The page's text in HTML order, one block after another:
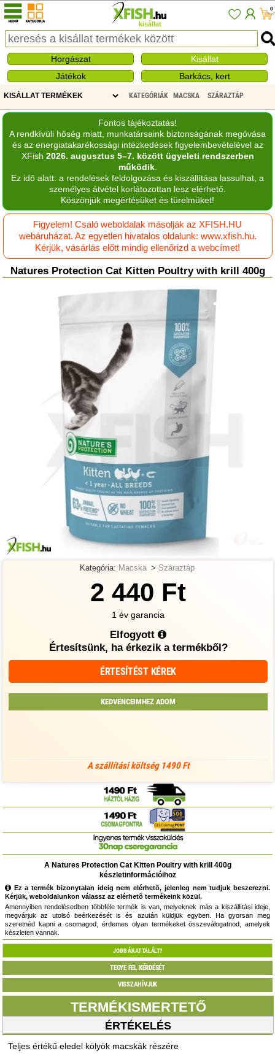
kisállat
0
Horgászat
Kisállat
Játékok
Barkács, kert
KATEGÓRIÁK MACSKA SZÁRAZTÁP
Fontos tájékoztatás!
A rendkívüli hőség miatt, munkatársaink biztonságának megóvása
és az energiatakarékossági intézkedések figyelembevételével az
XFish 2026. augusztus 5–7. között ügyeleti rendszerben
működik.
Ez idő alatt: a rendelések feldolgozása és kiszállítása lassulhat, a
személyes átvétel korlátozottan lesz elérhető.
Köszönjük megértésüket és türelmüket!
Figyelem! Csaló weboldalak másolják az XFISH.HU
webáruházat. Az egyetlen hivatalos oldalunk: www.xfish.hu.
Kérjük, vásárlás előtt mindig ellenőrizd a webcímet!
Natures Protection Cat Kitten Poultry with krill 400g
Kategória: Macska > Száraztáp
2 440 Ft
1 év garancia
Elfogyott
Értesítsünk, ha érkezik a termékből?
ÉRTESÍTÉST KÉREK
KEDVENCEIMHEZ ADOM
A szállítási költség 1490 Ft
A Natures Protection Cat Kitten Poultry with krill 400g
készletinformációihoz
Ez a termék bizonytalan ideig nem elérhetõ, jelenleg nem tudjuk beszerezni.
Kérjük, weboldalunkon válassz az elérhetõ termékeink közül.
Amennyiben rendelésedben többféle termék is van, melyeknek más a kiszállítási ideje,
megvárjuk az utolsó beérkezését is és azután küldjük egyben. Ha gyorsan meg
szeretnéd kapni a csomagod, érdemes olyan termékeket összeválogatnod, amelyek
készleten vannak.
JOBB ÁRAT TALÁLT?
TEGYE FEL KÉRDÉSÉT
VISSZAHÍVJUK
TERMÉKISMERTETŐ
ÉRTÉKELÉS
Teljes értékű eledel kölyök macskák részére